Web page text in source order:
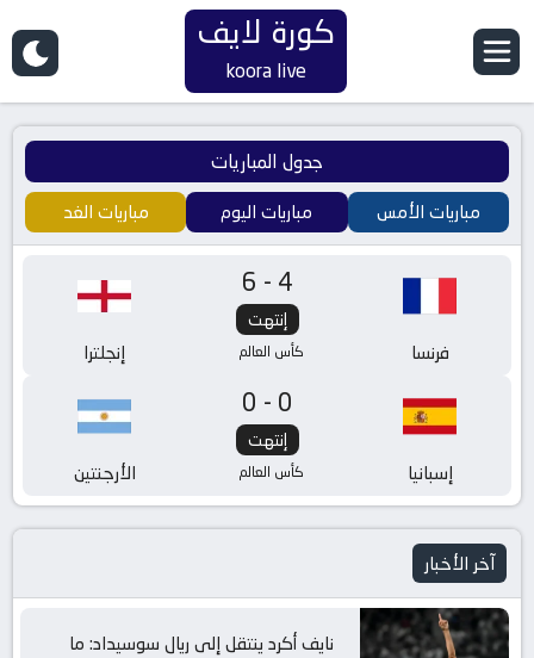
كورة لايف
koora live
جدول المباريات
مباريات الأمس مباريات اليوم مباريات الغد
فرنسا
6-4
إنتهت
كأس العالم إنجلترا
إسبانيا
0-0
إنتهت
كأس العالم الأرجنتين
آخر الأخبار
نايف أكرد ينتقل إلى ريال سوسيداد: ما